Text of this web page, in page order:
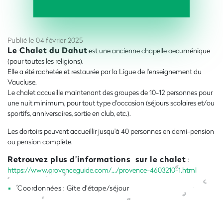
Publié le 04 février 2025
Le Chalet du Dahutest une ancienne chapelle oecuménique
(pour toutes les religions).
Elle a été rachetée et restaurée par la Ligue de l'enseignement du
Vaucluse.
Le chalet accueille maintenant des groupes de 10-12 personnes pour
une nuit minimum, pour tout type d'occasion (séjours scolaires et/ou
sportifs, anniversaires, sortie en club, etc.).
Les dortoirs peuvent accueillir jusqu'à 40 personnes en demi-pension
ou pension complète.
Retrouvez plus d'informations sur le chalet :
https://www.provenceguide.com/.../provence-4603210-1.html
Coordonnées : Gîte d'étape/séjour